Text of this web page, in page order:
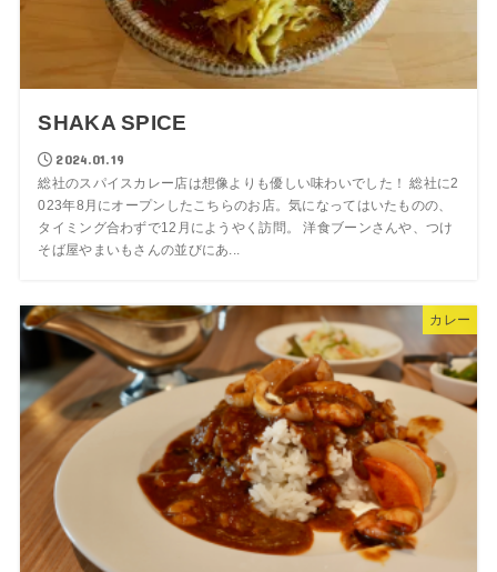
SHAKA SPICE
2024.01.19
総社のスパイスカレー店は想像よりも優しい味わいでした！ 総社に2
023年8月にオープンしたこちらのお店。気になってはいたものの、
タイミング合わずで12月にようやく訪問。 洋食ブーンさんや、つけ
そば屋やまいもさんの並びにあ...
カレー